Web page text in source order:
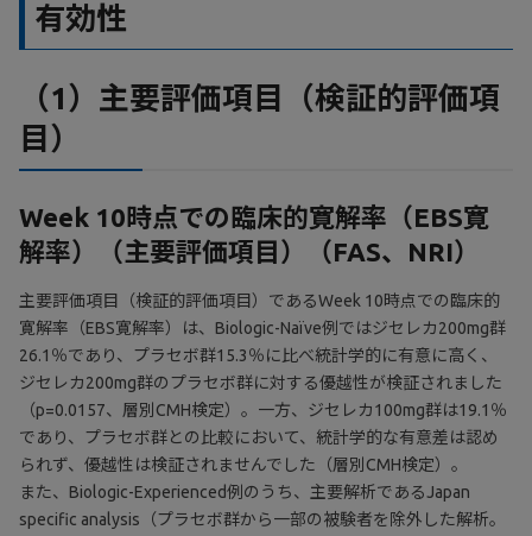
有効性
（1）主要評価項目（検証的評価項
目）
Week 10時点での臨床的寛解率（EBS寛
解率）（主要評価項目）（FAS、NRI）
主要評価項目（検証的評価項目）であるWeek 10時点での臨床的
寛解率（EBS寛解率）は、Biologic-Naïve例ではジセレカ200mg群
26.1％であり、プラセボ群15.3％に比べ統計学的に有意に高く、
ジセレカ200mg群のプラセボ群に対する優越性が検証されました
（p=0.0157、層別CMH検定）。一方、ジセレカ100mg群は19.1％
であり、プラセボ群との比較において、統計学的な有意差は認め
られず、優越性は検証されませんでした（層別CMH検定）。
また、Biologic-Experienced例のうち、主要解析であるJapan
specific analysis（プラセボ群から一部の被験者を除外した解析。